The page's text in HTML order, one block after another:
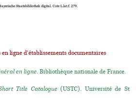
Staatsbibliothek digital. Cote L.lat.f. 279.
en ligne d'établissements documentaires
en ligne. Bibliothèque nationale de France.
Title Catalogue(USTC). Université de St